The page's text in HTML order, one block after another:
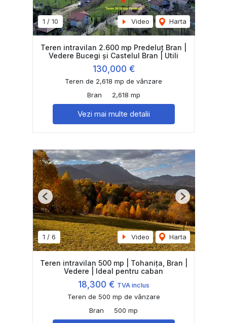
1 / 10 Video Harta
Teren intravilan 2.600 mp Predeluț Bran |
Vedere Bucegi și Castelul Bran | Utili
130,000 €
Teren de 2,618 mp de vânzare
Bran
2,618 mp
Vezi mai multe detalii
1 / 6 Video Harta
Previous Next
Teren intravilan 500 mp | Tohanița, Bran |
Vedere | Ideal pentru caban
18,300 € TVA inclus
Teren de 500 mp de vânzare
Bran
500 mp